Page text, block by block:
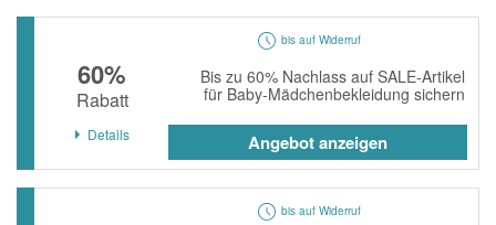
bis auf Widerruf
60%
Rabatt
Bis zu 60% Nachlass auf SALE-Artikel
für Baby-Mädchenbekleidung sichern
Details Angebot anzeigen
bis auf Widerruf